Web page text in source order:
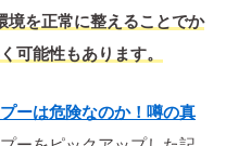
境を正常に整えることでか
可能性もあります。
ーは危険なのか！噂の真